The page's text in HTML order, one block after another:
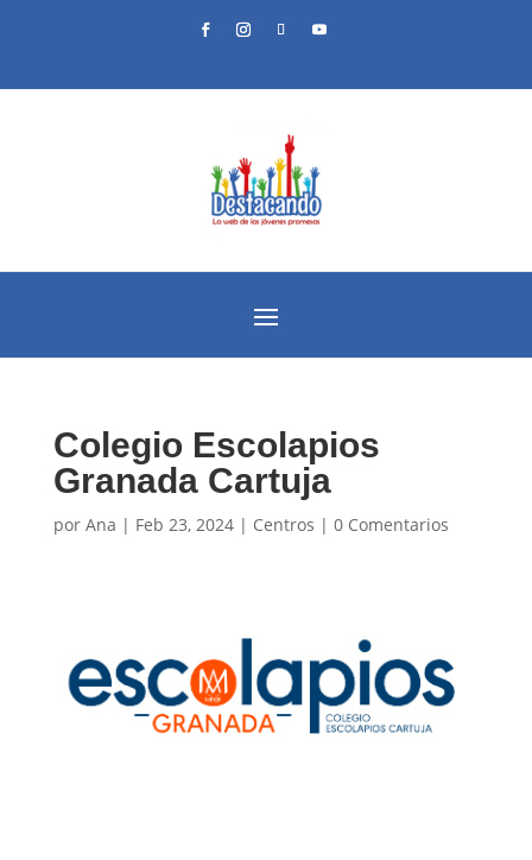
Colegio Escolapios
Granada Cartuja
por Ana | Feb 23, 2024| Centros | 0 Comentarios